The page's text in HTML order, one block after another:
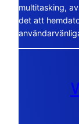
multitasking,
det att